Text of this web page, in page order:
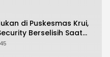
di Puskesmas Krui,
Berselisih Saat
Berlangsung